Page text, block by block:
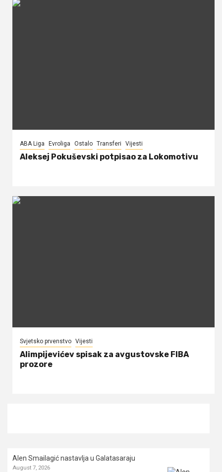
ABA Liga Evroliga Ostalo Transferi Vijesti
Aleksej Pokuševski potpisao za Lokomotivu
Svjetsko prvenstvo Vijesti
Alimpijevićev spisak za avgustovske FIBA
prozore
Alen Smailagić nastavlja u Galatasaraju
August 7, 2026